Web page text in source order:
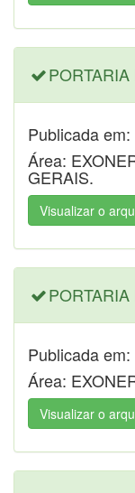
Publicada
Área:
GERAIS.
Visualizar o
Publicada
Área:
Visualizar o